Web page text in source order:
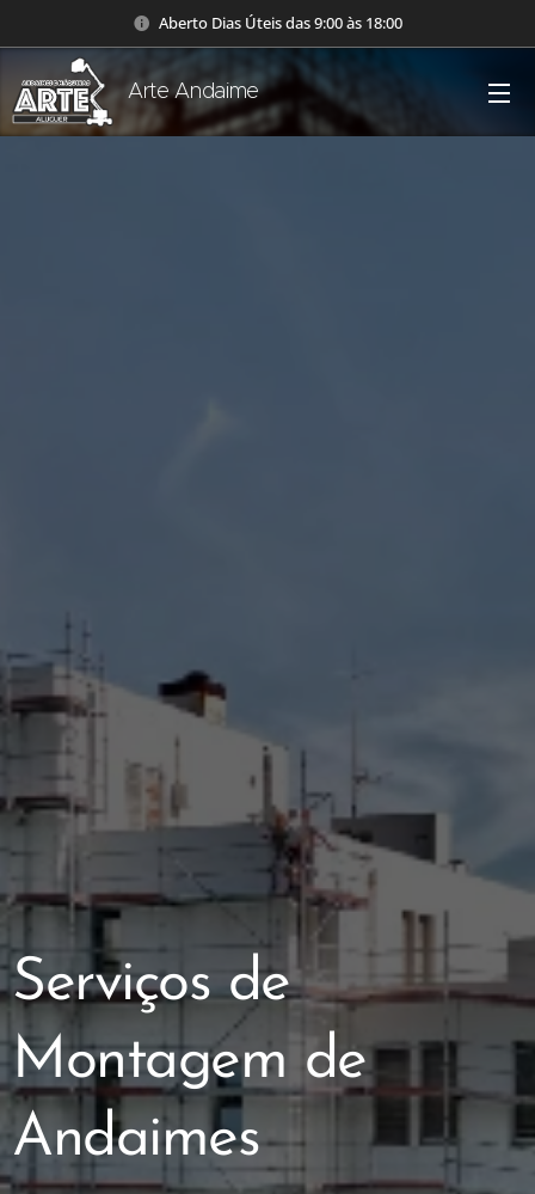
Aberto Dias Úteis das 9:00 às 18:00
Arte Andaime
Serviços de
Montagem de
Andaimes